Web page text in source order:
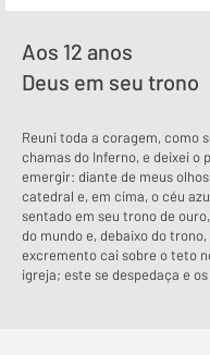
Aos 12 anos
Deus em seu trono
Reuni toda a coragem, como
chamas do Inferno, e deixei o
emergir: diante de meus
catedral e, em cima, o céu
sentado em seu trono de
do mundo e, debaixo do
excremento cai sobre o teto
igreja; este se despedaça e